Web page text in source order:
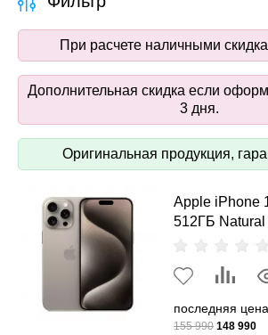
При расчете наличными
Дополнительная скидка если
3 дня.
Оригинальная продукция,
Apple iPhone
512ГБ Natural
последняя
155 990 148 990